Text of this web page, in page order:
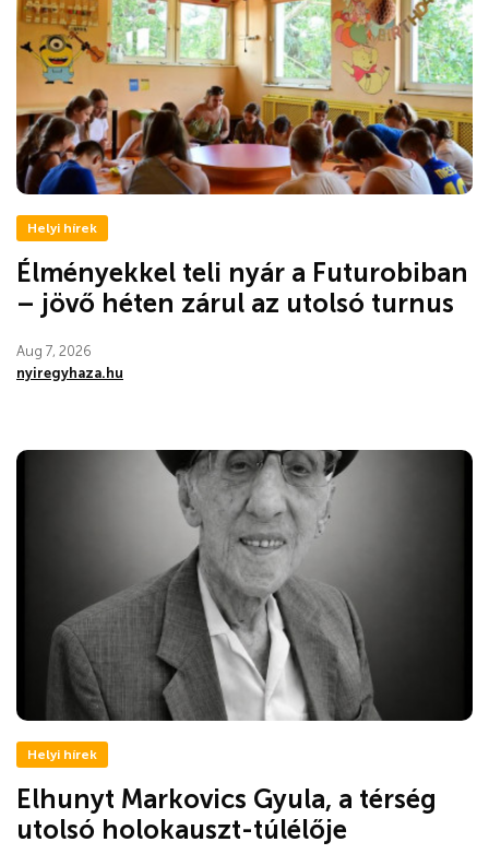
Helyi hírek
Élményekkel teli nyár a Futurobiban
– jövő héten zárul az utolsó turnus
Aug 7, 2026
nyiregyhaza.hu
Helyi hírek
Elhunyt Markovics Gyula, a térség
utolsó holokauszt-túlélője